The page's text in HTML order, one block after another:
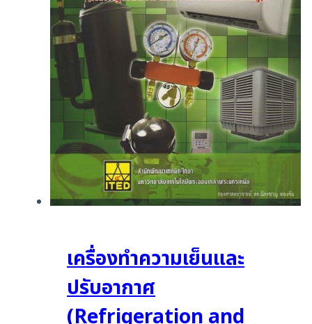
เครื่องทำความเย็นและ
ปรับอากาศ
(Refrigeration and